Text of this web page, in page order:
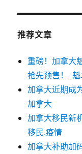
推荐文章
重磅！加拿大
抢先预售！_
加拿大近期成
加拿大
加拿大移民新
移民,疫情
加拿大补助加